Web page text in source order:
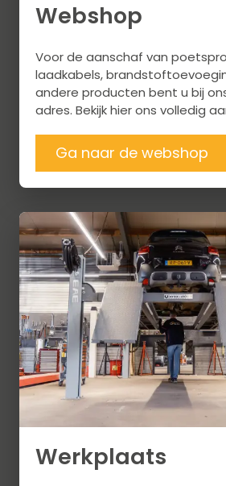
Webshop
Voor de aanschaf van
laadkabels,
andere producten bent u bij
adres. Bekijk hier ons volledig
Ga naar de webshop
Werkplaats